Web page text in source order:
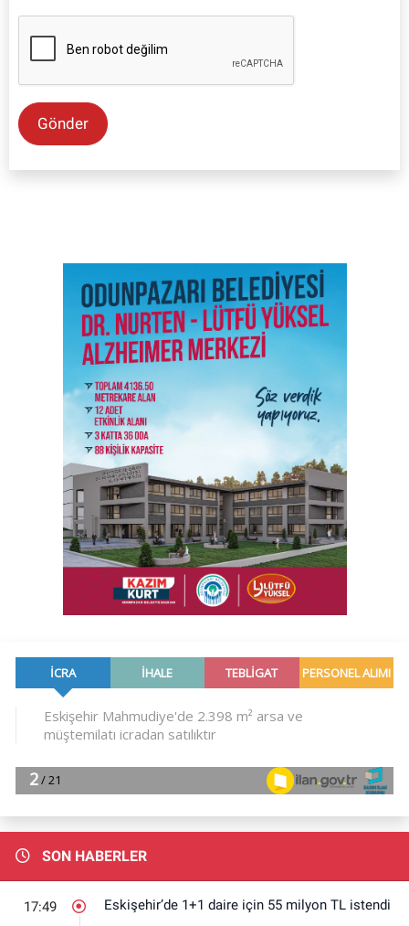
Gönder
SON HABERLER
17:49 Eskişehir’de 1+1 daire için 55 milyon TL istendi